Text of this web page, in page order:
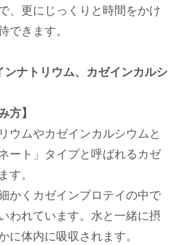
、更にじっくりと時間をかけ
できます。
ナトリウム、カゼインカルシ
方】
ウムやカゼインカルシウムと
ート」タイプと呼ばれるカゼ
す。
かくカゼインプロテイの中で
われています。水と一緒に摂
体内に吸収されます。